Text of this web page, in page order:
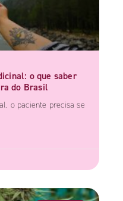
o que saber
do Brasil
o paciente precisa se